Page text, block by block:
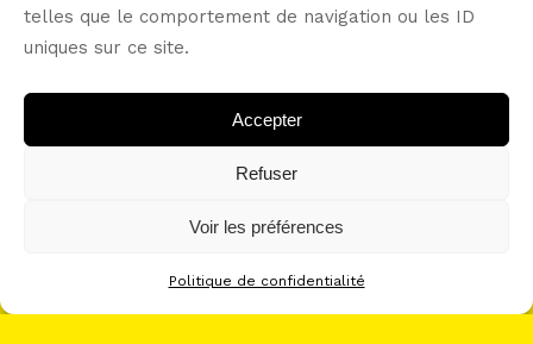
telles que le comportement de navigation ou les ID
uniques sur ce site.
Accepter
Refuser
Voir les préférences
Politique de confidentialité
POLITIQUE DE CONFIDENTIALITÉ